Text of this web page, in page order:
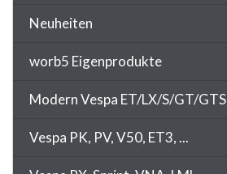
Neuheiten
worb5 Eigenprodukte
Modern Vespa ET/LX/S/GT/GTS
Vespa PK, PV, V50, ET3, ...